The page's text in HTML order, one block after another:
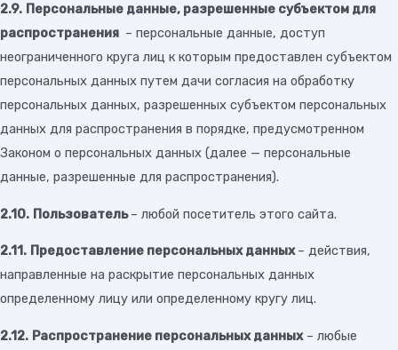
2.9. Персональные данные, разрешенные субъектом для
распространения – персональные данные, доступ
неограниченного круга лиц к которым предоставлен субъектом
персональных данных путем дачи согласия на обработку
персональных данных, разрешенных субъектом персональных
данных для распространения в порядке, предусмотренном
Законом о персональных данных (далее — персональные
данные, разрешенные для распространения).
2.10. Пользователь– любой посетитель этого сайта.
2.11. Предоставление персональных данных– действия,
направленные на раскрытие персональных данных
определенному лицу или определенному кругу лиц.
2.12. Распространение персональных данных– любые